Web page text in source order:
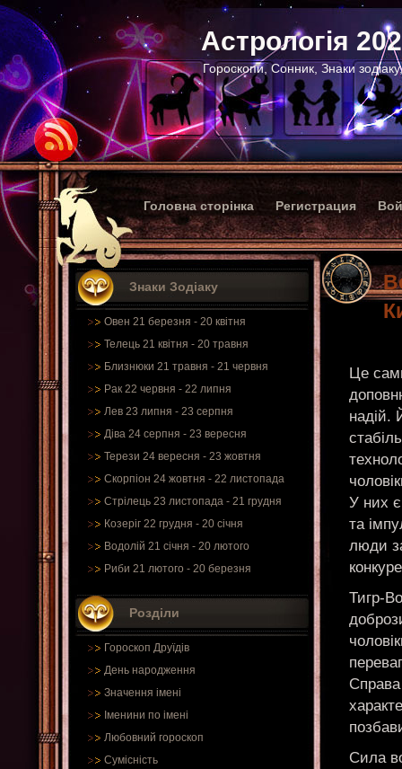
Астрологія
Гороскопи, Сонник, Знаки
Головна сторінка Регистрация
Знаки Зодіаку
Овен 21 березня - 20 квітня
Телець 21 квітня - 20 травня
Близнюки 21 травня - 21 червня
Рак 22 червня - 22 липня
Лев 23 липня - 23 серпня
Діва 24 серпня - 23 вересня
Терези 24 вересня - 23 жовтня
Скорпіон 24 жовтня - 22 листопада
Стрілець 23 листопада - 21 грудня
Козеріг 22 грудня - 20 січня
Водолій 21 січня - 20 лютого
Риби 21 лютого - 20 березня
Розділи
Гороскоп Друїдів
День народження
Значення імені
Іменини по імені
Любовний гороскоп
Сумісність
Це
надій.
У них є
та
люди
Тигр-
Сила